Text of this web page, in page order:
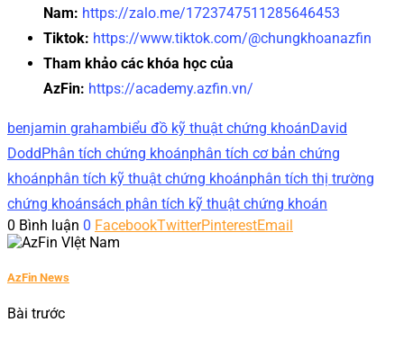
Nam: https://zalo.me/1723747511285646453
Tiktok: https://www.tiktok.com/@chungkhoanazfin
Tham khảo các khóa học của
AzFin: https://academy.azfin.vn/
benjamin grahambiểu đồ kỹ thuật chứng khoánDavid
Dodd Phân tích chứng khoánphân tích cơ bản chứng
khoánphân tích kỹ thuật chứng khoánphân tích thị trường
chứng khoánsách phân tích kỹ thuật chứng khoán
0 Bình luận 0 FacebookTwitterPinterestEmail
AzFin News
Bài trước